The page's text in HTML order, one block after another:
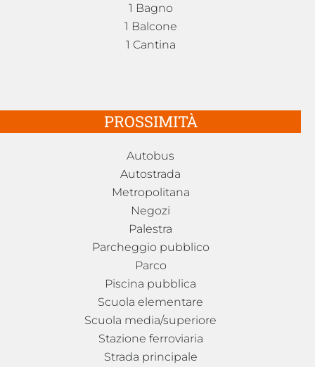
1 Bagno
1 Balcone
1 Cantina
PROSSIMITÀ
Autobus
Autostrada
Metropolitana
Negozi
Palestra
Parcheggio pubblico
Parco
Piscina pubblica
Scuola elementare
Scuola media/superiore
Stazione ferroviaria
Strada principale